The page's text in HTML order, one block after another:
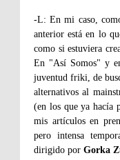
-L: En mi caso,
anterior está en lo
como si estuviera
En "Así Somos" y
juventud friki, de
alternativos al
(en los que ya hacía
mis artículos en
pero intensa
dirigido por Gorka